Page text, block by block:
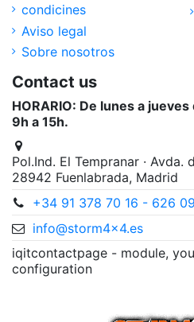
condicines
Aviso legal
Sobre nosotros
Contact us
HORARIO: De lunes a
9h a 15h.
Pol.Ind. El Tempranar · Avda.
28942 Fuenlabrada, Madrid
+34 91 378 70 16 - 626
info@storm4x4.es
iqitcontactpage - module,
configuration